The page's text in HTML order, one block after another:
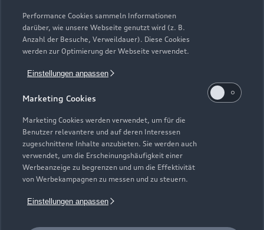
Performance Cookies sammeln Informationen
darüber, wie unsere Webseite genutzt wird (z. B.
Anzahl der Besuche, Verweildauer). Diese Cookies
werden zur Optimierung der Webseite verwendet.
Einstellungen anpassen
Marketing Cookies
Marketing Cookies werden verwendet, um für die
Benutzer relevantere und auf deren Interessen
zugeschnittene Inhalte anzubieten. Sie werden auch
verwendet, um die Erscheinungshäufigkeit einer
Werbeanzeige zu begrenzen und um die Effektivität
von Werbekampagnen zu messen und zu steuern.
Einstellungen anpassen
Elektromodelle
Plug-in-Hybride
Neuwagensuche
Gebrauchtwagensuche
Geschäftskunden
Service & Zubehör
Saisonale Angebote
Audi Services
Garantie
Audi digital services
myAudi
Support
Audi Code
Häufige Fragen (FAQ)
Audi Online Beratung
Online-Terminvereinbarung
Servicekontakt
Über Audi
Unternehmen
Karriere
Investor Relations
© 2026 AUDI AG. Alle Rechte vorbehalten
Impressum Rechtliches